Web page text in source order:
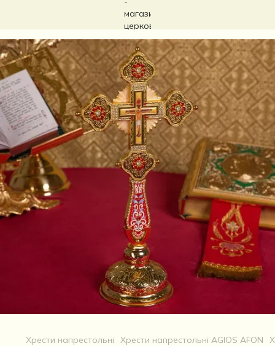
Хрести напрестольні Хрести напрестольні AGIOS AFON